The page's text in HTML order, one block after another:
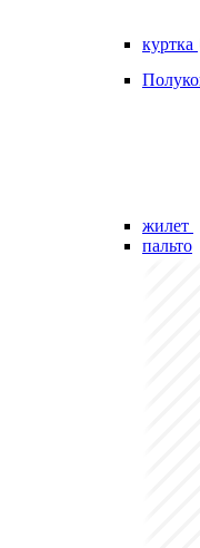
куртка
жилет
пальто